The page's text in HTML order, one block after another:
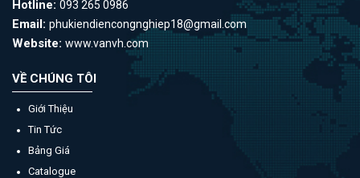
Hotline: 093 265 0986
Email: phukiendiencongnghiep18@gmail.com
Website: www.vanvh.com
VỀ CHÚNG TÔI
Giới Thiệu
Tin Tức
Bảng Giá
Catalogue